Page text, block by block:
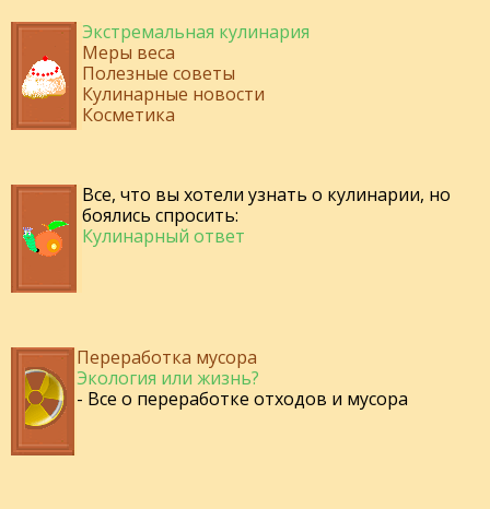
Экстремальная кулинария
Меры веса
Полезные советы
Кулинарные новости
Косметика
Все, что вы хотели узнать о кулинарии, но
боялись спросить:
Кулинарный ответ
Переработка мусора
Экология или жизнь?
- Все о переработке отходов и мусора